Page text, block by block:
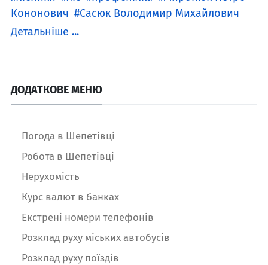
Кононович
Сасюк Володимир Михайлович
Детальніше ...
ДОДАТКОВЕ МЕНЮ
Погода в Шепетівці
Робота в Шепетівці
Нерухомість
Курс валют в банках
Екстрені номери телефонів
Розклад руху міських автобусів
Розклад руху поїздів